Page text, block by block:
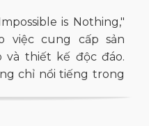
is Nothing,"
việc cung cấp sản
và thiết kế độc đáo.
chỉ nổi tiếng trong